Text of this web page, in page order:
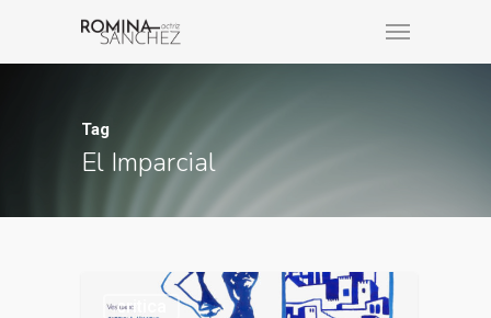
Tag
El Imparcial
critica